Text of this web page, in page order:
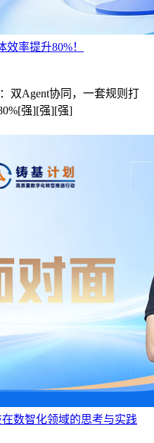
率提升80%！
双Agent协同，一套规则打
强][强][强]
数智化领域的思考与实践